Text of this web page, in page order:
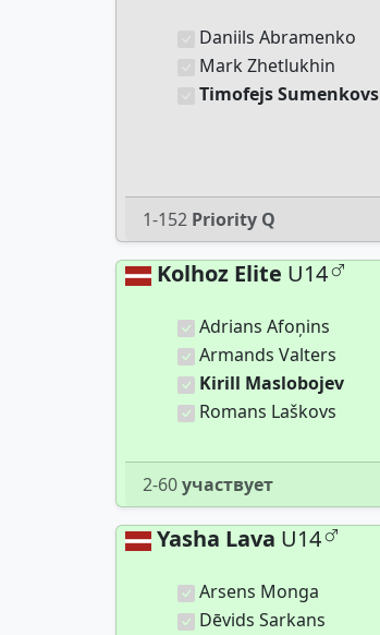
Daniils Abramenko
Mark Zhetlukhin
Timofejs Sumenkovs
1-152 Priority Q
Kolhoz Elite U14
Adrians Afoņins
Armands Valters
Kirill Maslobojev
Romans Laškovs
2-60участвует
Yasha Lava U14
Arsens Monga
Dēvids Sarkans